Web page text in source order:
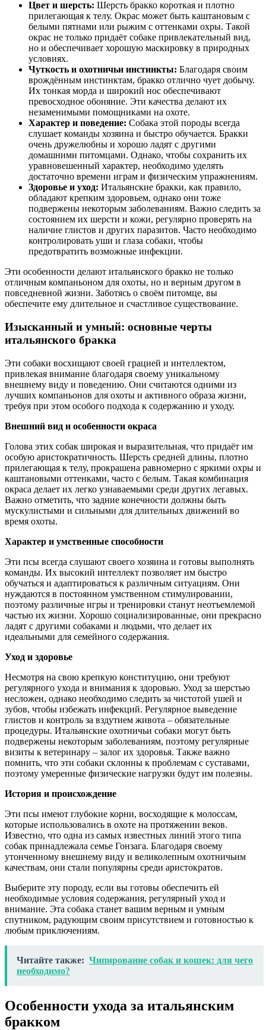
Цвет и шерсть: Шерсть бракко короткая и плотно
прилегающая к телу. Окрас может быть каштановым с
белыми пятнами или рыжим с оттенками охры. Такой
окрас не только придаёт собаке привлекательный вид,
но и обеспечивает хорошую маскировку в природных
условиях.
Чуткость и охотничьи инстинкты: Благодаря своим
врождённым инстинктам, бракко отлично чует добычу.
Их тонкая морда и широкий нос обеспечивают
превосходное обоняние. Эти качества делают их
незаменимыми помощниками на охоте.
Характер и поведение: Собака этой породы всегда
слушает команды хозяина и быстро обучается. Бракки
очень дружелюбны и хорошо ладят с другими
домашними питомцами. Однако, чтобы сохранить их
уравновешенный характер, необходимо уделять
достаточно времени играм и физическим упражнениям.
Здоровье и уход: Итальянские бракки, как правило,
обладают крепким здоровьем, однако они тоже
подвержены некоторым заболеваниям. Важно следить за
состоянием их шерсти и кожи, регулярно проверять на
наличие глистов и других паразитов. Часто необходимо
контролировать уши и глаза собаки, чтобы
предотвратить возможные инфекции.
Эти особенности делают итальянского бракко не только
отличным компаньоном для охоты, но и верным другом в
повседневной жизни. Заботясь о своём питомце, вы
обеспечите ему длительное и счастливое существование.
Изысканный и умный: основные черты
итальянского бракка
Эти собаки восхищают своей грацией и интеллектом,
привлекая внимание благодаря своему уникальному
внешнему виду и поведению. Они считаются одними из
лучших компаньонов для охоты и активного образа жизни,
требуя при этом особого подхода к содержанию и уходу.
Внешний вид и особенности окраса
Голова этих собак широкая и выразительная, что придаёт им
особую аристократичность. Шерсть средней длины, плотно
прилегающая к телу, прокрашена равномерно с яркими охры и
каштановыми оттенками, часто с белым. Такая комбинация
окраса делает их легко узнаваемыми среди других легавых.
Важно отметить, что задние конечности должны быть
мускулистыми и сильными для длительных движений во
время охоты.
Характер и умственные способности
Эти псы всегда слушают своего хозяина и готовы выполнять
команды. Их высокий интеллект позволяет им быстро
обучаться и адаптироваться к различным ситуациям. Они
нуждаются в постоянном умственном стимулировании,
поэтому различные игры и тренировки станут неотъемлемой
частью их жизни. Хорошо социализированные, они прекрасно
ладят с другими собаками и людьми, что делает их
идеальными для семейного содержания.
Уход и здоровье
Несмотря на свою крепкую конституцию, они требуют
регулярного ухода и внимания к здоровью. Уход за шерстью
несложен, однако необходимо следить за чистотой ушей и
зубов, чтобы избежать инфекций. Регулярное выведение
глистов и контроль за вздутием живота – обязательные
процедуры. Итальянские охотничьи собаки могут быть
подвержены некоторым заболеваниям, поэтому регулярные
визиты к ветеринару – залог их здоровья. Также важно
помнить, что эти собаки склонны к проблемам с суставами,
поэтому умеренные физические нагрузки будут им полезны.
История и происхождение
Эти псы имеют глубокие корни, восходящие к молоссам,
которые использовались в охоте на протяжении веков.
Известно, что одна из самых известных линий этого типа
собак принадлежала семье Гонзага. Благодаря своему
утонченному внешнему виду и великолепным охотничьим
качествам, они стали популярны среди аристократов.
Выберите эту породу, если вы готовы обеспечить ей
необходимые условия содержания, регулярный уход и
внимание. Эта собака станет вашим верным и умным
спутником, радующим своим присутствием и готовностью к
любым приключениям.
Читайте также: Чипирование собак и кошек: для чего
необходимо?
Особенности ухода за итальянским
бракком